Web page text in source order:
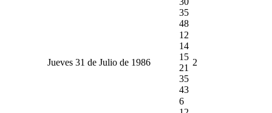
35
48
Jueves 31 de Julio de 1986
12
14
15
21
35
43
2
6